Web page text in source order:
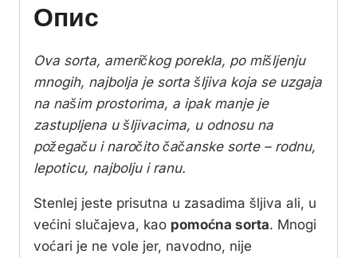
Опис
Ova sorta, američkog porekla, po mišljenju
mnogih, najbolja je sorta šljiva koja se uzgaja
na našim prostorima, a ipak manje je
zastupljena u šljivacima, u odnosu na
požegaču i naročito čačanske sorte – rodnu,
lepoticu, najbolju i ranu.
Stenlej jeste prisutna u zasadima šljiva ali, u
većini slučajeva, kao pomoćna sorta. Mnogi
voćari je ne vole jer, navodno, nije